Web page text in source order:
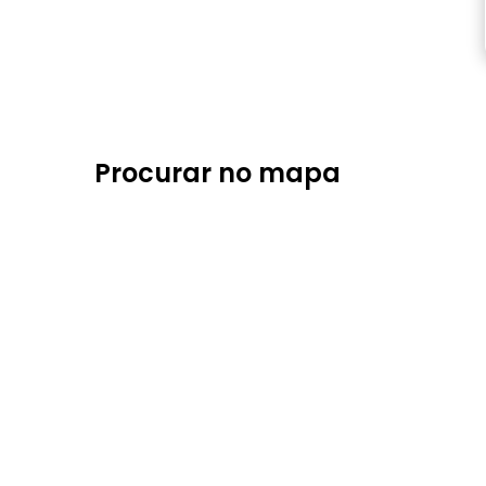
Procurar no mapa